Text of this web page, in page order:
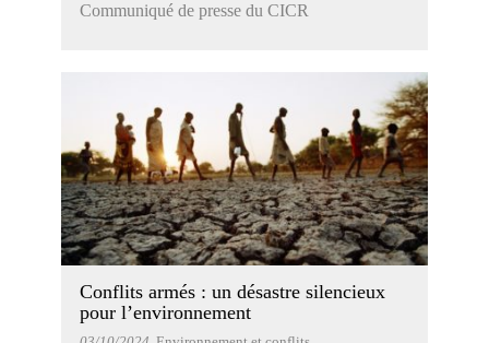
Communiqué de presse du CICR
Conflits armés : un désastre silencieux
pour l’environnement